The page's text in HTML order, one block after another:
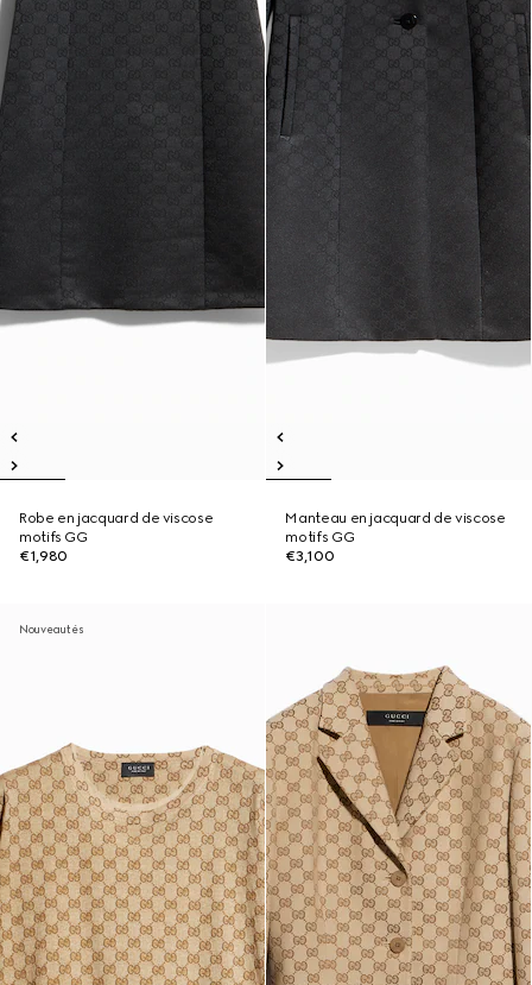
Robe en jacquard de viscose
motifs GG
€1,980
Manteau en jacquard de viscose
motifs GG
€3,100
Nouveautés